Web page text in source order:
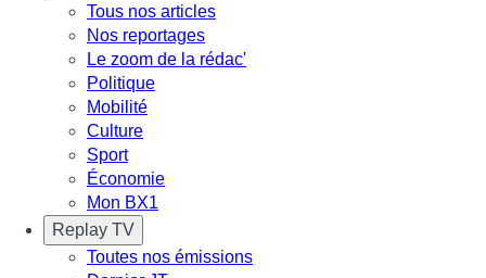
Tous nos articles
Nos reportages
Le zoom de la rédac'
Politique
Mobilité
Culture
Sport
Économie
Mon BX1
Replay TV
Toutes nos émissions